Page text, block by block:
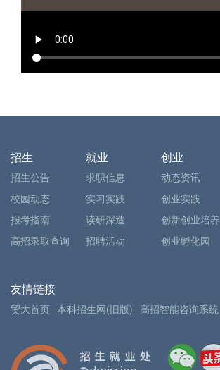
招生
招生公告
校园动态
报考指南
高招录取查询
就业
求职信息
实习实践
读研深造
招聘活动
创业
动态资讯
创业实践
创新创业培养
创业孵化园
友情链接
贸大首页 本科招生网(旧版) 高招智能咨询系统